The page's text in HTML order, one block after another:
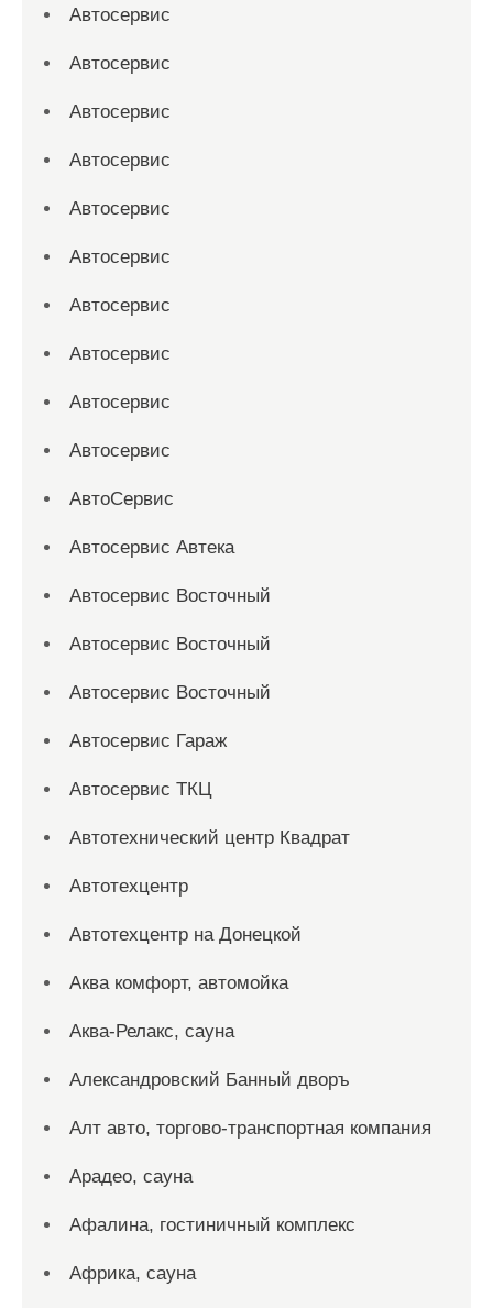
Автосервис
Автосервис
Автосервис
Автосервис
Автосервис
Автосервис
Автосервис
Автосервис
Автосервис
Автосервис
АвтоСервис
Автосервис Автека
Автосервис Восточный
Автосервис Восточный
Автосервис Восточный
Автосервис Гараж
Автосервис ТКЦ
Автотехнический центр Квадрат
Автотехцентр
Автотехцентр на Донецкой
Аква комфорт, автомойка
Аква-Релакс, сауна
Александровский Банный дворъ
Алт авто, торгово-транспортная компания
Арадео, сауна
Афалина, гостиничный комплекс
Африка, сауна